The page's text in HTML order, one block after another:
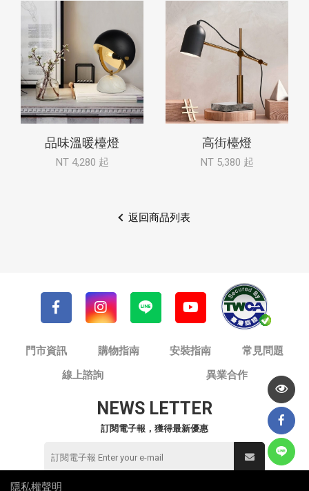
品味溫暖檯燈
NT 4,280 起
高街檯燈
NT 5,380 起
返回商品列表
門市資訊 購物指南 安裝指南
常見問題
線上諮詢
異業合作
NEWS LETTER
訂閱電子報，獲得最新優惠
隱私權聲明